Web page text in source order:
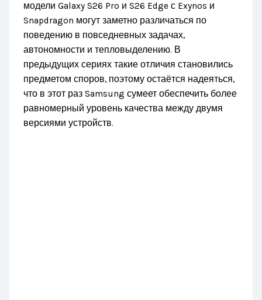
модели Galaxy S26 Pro и S26 Edge с Exynos и
Snapdragon могут заметно различаться по
поведению в повседневных задачах,
автономности и тепловыделению. В
предыдущих сериях такие отличия становились
предметом споров, поэтому остаётся надеяться,
что в этот раз Samsung сумеет обеспечить более
равномерный уровень качества между двумя
версиями устройств.